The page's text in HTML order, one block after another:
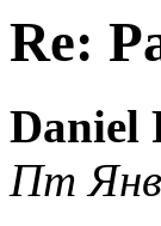
Re:
Daniel
Пт Янв